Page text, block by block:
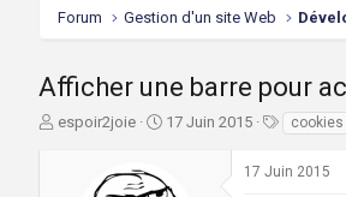
Forum Gestion d'un site Web
Afficher une barre pour
A
espoir2joie
D
e
17 Juin 2015
g
cookies
17 Juin 2015